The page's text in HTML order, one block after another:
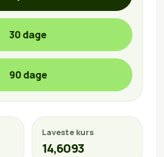
30 dage
90 dage
Laveste kurs
14,6093